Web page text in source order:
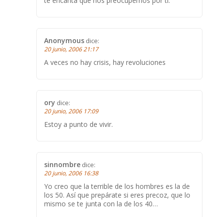
Anonymous dice:
20 junio, 2006 21:17
A veces no hay crisis, hay revoluciones
ory dice:
20 junio, 2006 17:09
Estoy a punto de vivir.
sinnombre dice:
20 junio, 2006 16:38
Yo creo que la terrible de los hombres es la de
los 50. Así que prepárate si eres precoz, que lo
mismo se te junta con la de los 40…